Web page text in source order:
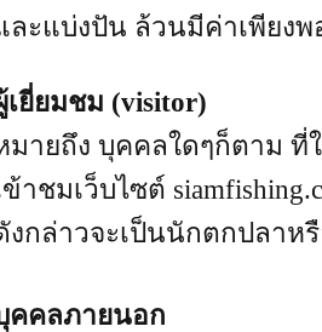
ละแบ่งปัน ล้วนมีค่าเพียง
เยี่ยมชม (visitor)
มายถึง บุคคลใดๆก็ตาม ที่
ข้าชมเว็บไซต์
งกล่าวจะเป็นนักตกปลาห
คคลภายนอก